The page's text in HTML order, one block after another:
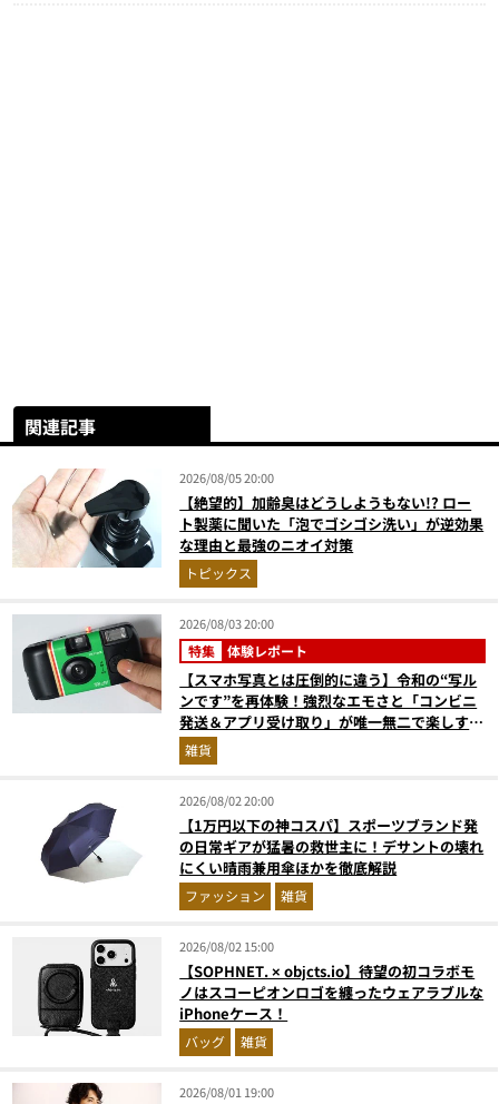
関連記事
2026/08/05 20:00
【絶望的】加齢臭はどうしようもない!? ロー
ト製薬に聞いた「泡でゴシゴシ洗い」が逆効果
な理由と最強のニオイ対策
トピックス
2026/08/03 20:00
特集 体験レポート
【スマホ写真とは圧倒的に違う】令和の“写ル
ンです”を再体験！強烈なエモさと「コンビニ
発送＆アプリ受け取り」が唯一無二で楽しすぎ
た雑貨
2026/08/02 20:00
【1万円以下の神コスパ】スポーツブランド発
の日常ギアが猛暑の救世主に！デサントの壊れ
にくい晴雨兼用傘ほかを徹底解説
ファッション 雑貨
2026/08/02 15:00
【SOPHNET. × objcts.io】待望の初コラボモ
ノはスコーピオンロゴを纏ったウェアラブルな
iPhoneケース！
バッグ 雑貨
2026/08/01 19:00